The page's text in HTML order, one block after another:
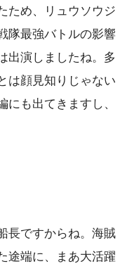
ため、リュウソウジ
隊最強バトルの影響
出演しましたね。多
は顔見知りじゃない
も出てきますし、
長ですからね。海賊
途端に、まあ大活躍